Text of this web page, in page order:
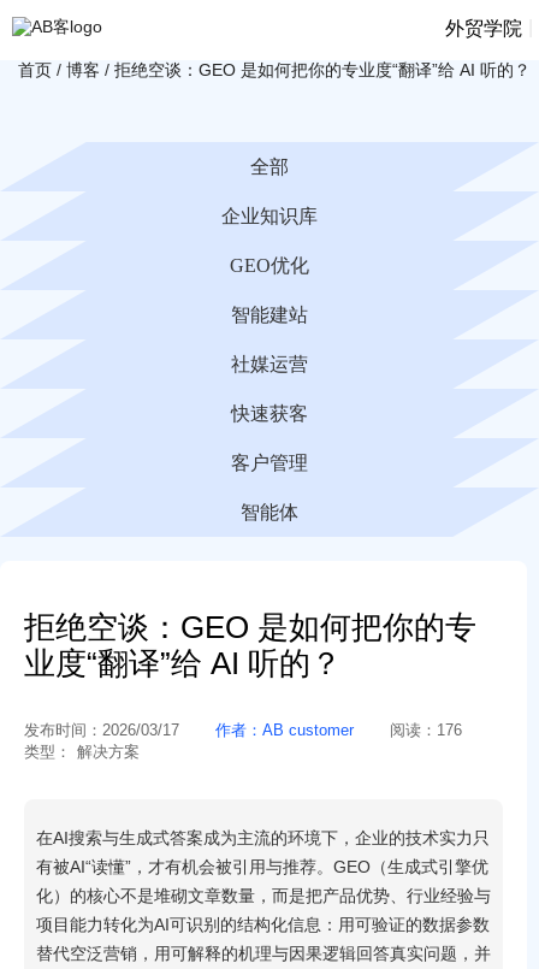
外贸学院
首页 / 博客 / 拒绝空谈：GEO 是如何把你的专业度“翻译”给 AI 听的？
全部
企业知识库
GEO优化
智能建站
社媒运营
快速获客
客户管理
智能体
拒绝空谈：GEO 是如何把你的专
业度“翻译”给 AI 听的？
发布时间： 2026/03/17 作者： AB customer 阅读： 176
类型：
解决方案
在AI搜索与生成式答案成为主流的环境下，企业的技术实力只
有被AI“读懂”，才有机会被引用与推荐。GEO（生成式引擎优
化）的核心不是堆砌文章数量，而是把产品优势、行业经验与
项目能力转化为AI可识别的结构化信息：用可验证的数据参数
替代空泛营销，用可解释的机理与因果逻辑回答真实问题，并